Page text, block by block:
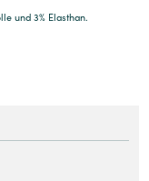
und 3% Elasthan.